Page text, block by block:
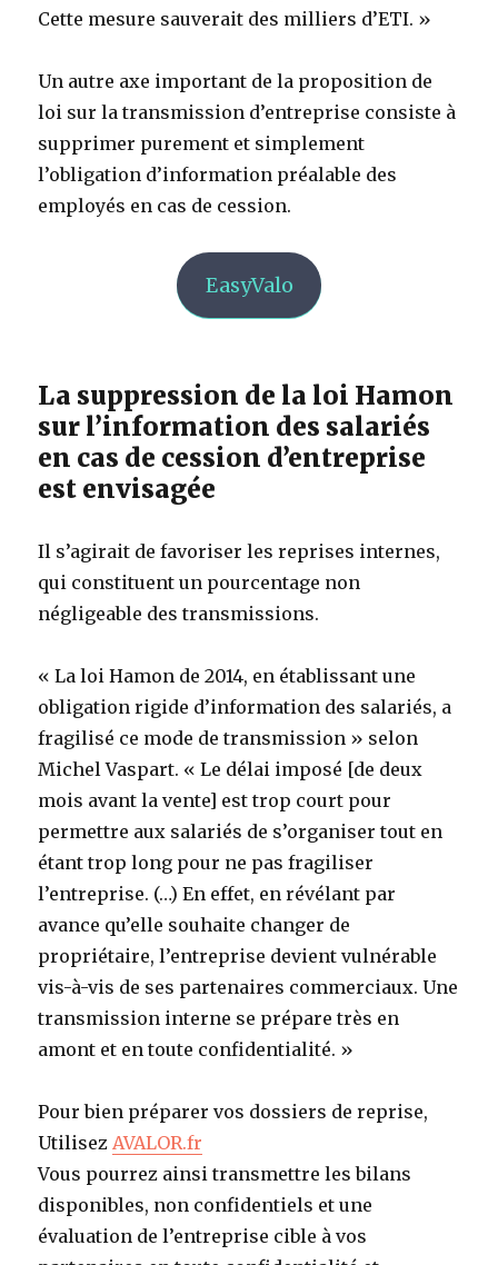
Cette mesure sauverait des milliers d’ETI. »
Un autre axe important de la proposition de
loi sur la transmission d’entreprise consiste à
supprimer purement et simplement
l’obligation d’information préalable des
employés en cas de cession.
EasyValo
La suppression de la loi Hamon
sur l’information des salariés
en cas de cession d’entreprise
est envisagée
Il s’agirait de favoriser les reprises internes,
qui constituent un pourcentage non
négligeable des transmissions.
« La loi Hamon de 2014, en établissant une
obligation rigide d’information des salariés, a
fragilisé ce mode de transmission » selon
Michel Vaspart. « Le délai imposé [de deux
mois avant la vente] est trop court pour
permettre aux salariés de s’organiser tout en
étant trop long pour ne pas fragiliser
l’entreprise. (…) En effet, en révélant par
avance qu’elle souhaite changer de
propriétaire, l’entreprise devient vulnérable
vis-à-vis de ses partenaires commerciaux. Une
transmission interne se prépare très en
amont et en toute confidentialité. »
Pour bien préparer vos dossiers de reprise,
Utilisez AVALOR.fr
Vous pourrez ainsi transmettre les bilans
disponibles, non confidentiels et une
évaluation de l’entreprise cible à vos